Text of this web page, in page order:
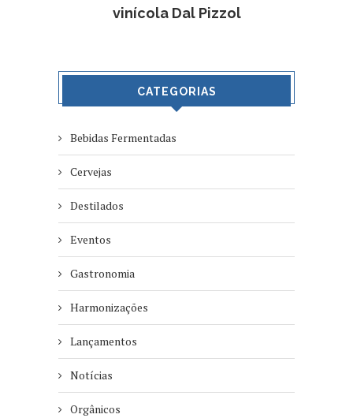
vinícola Dal Pizzol
CATEGORIAS
Bebidas Fermentadas
Cervejas
Destilados
Eventos
Gastronomia
Harmonizações
Lançamentos
Notícias
Orgânicos